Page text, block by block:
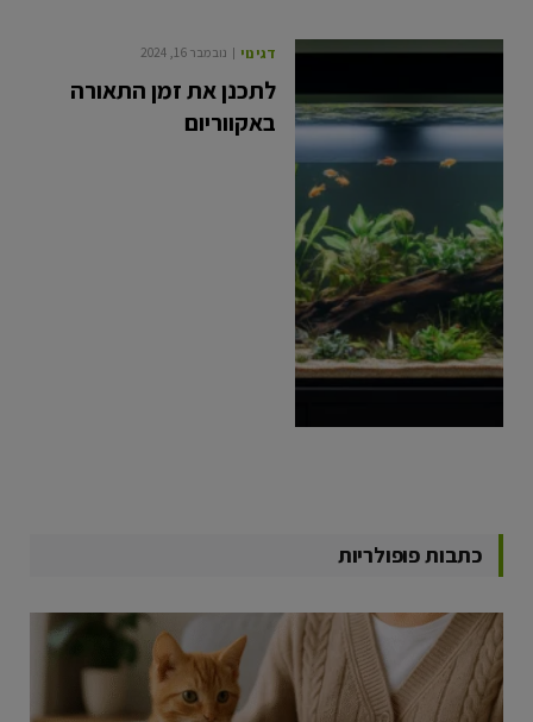
דגי נוי נובמבר 16, 2024
לתכנן את זמן התאורה
באקווריום
כתבות פופולריות